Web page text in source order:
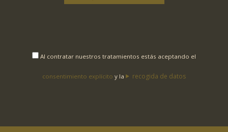
Al contratar nuestros tratamientos estás aceptando el
consentimiento explícito y la recogida de datos